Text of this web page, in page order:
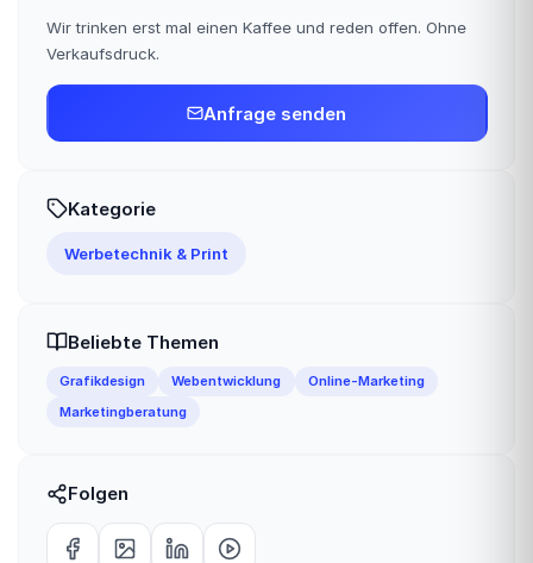
Wir trinken erst mal einen Kaffee und reden offen. Ohne
Verkaufsdruck.
Anfrage senden
Kategorie
Werbetechnik & Print
Beliebte Themen
Grafikdesign Webentwicklung
Online-Marketing
Marketingberatung
Folgen